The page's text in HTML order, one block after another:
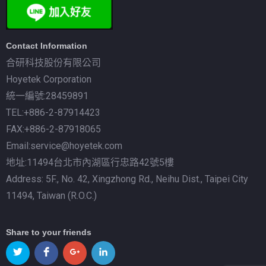
Contact Information
合研科技股份有限公司
Hoyetek Corporation
統一編號:28459891
TEL:+886-2-87914423
FAX:+886-2-87918065
Email:service@hoyetek.com
地址:11494台北市內湖區行忠路42號5樓
Address: 5F., No. 42, Xingzhong Rd., Neihu Dist., Taipei City
11494, Taiwan (R.O.C.)
Share to your friends